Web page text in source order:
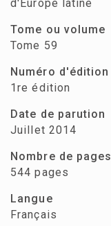
d'Europe latine
Tome ou volume
Tome 59
Numéro d'édition
1re édition
Date de parution
Juillet 2014
Nombre de pages
544 pages
Langue
Français